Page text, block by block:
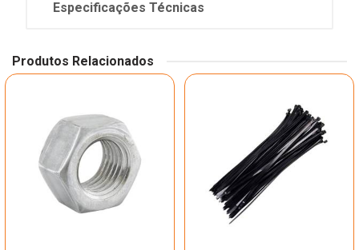
Especificações Técnicas
Produtos Relacionados